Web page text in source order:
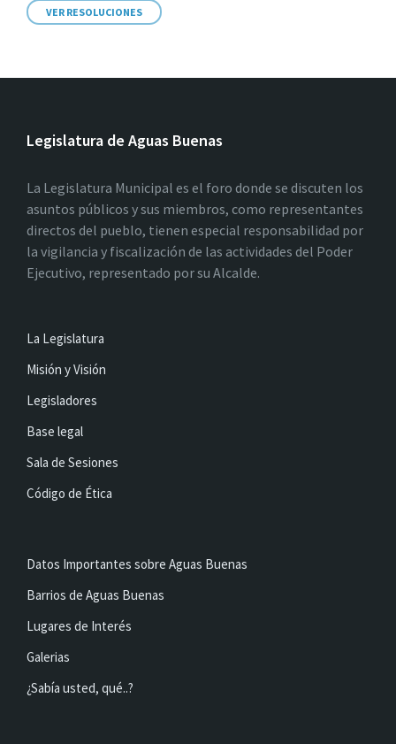
VER RESOLUCIONES
Legislatura de Aguas Buenas
La Legislatura Municipal es el foro donde se discuten los
asuntos públicos y sus miembros, como representantes
directos del pueblo, tienen especial responsabilidad por
la vigilancia y fiscalización de las actividades del Poder
Ejecutivo, representado por su Alcalde.
La Legislatura
Misión y Visión
Legisladores
Base legal
Sala de Sesiones
Código de Ética
Datos Importantes sobre Aguas Buenas
Barrios de Aguas Buenas
Lugares de Interés
Galerias
¿Sabía usted, qué..?